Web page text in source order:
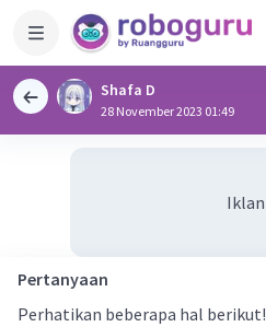
Shafa D
28 November 2023 01:49
Iklan
Pertanyaan
Perhatikan beberapa hal berikut!